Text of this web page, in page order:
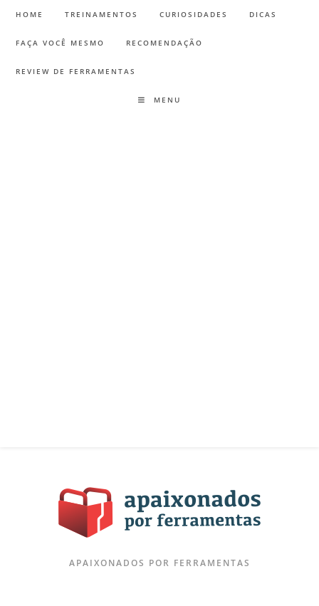
HOME TREINAMENTOS CURIOSIDADES DICAS
FAÇA VOCÊ MESMO RECOMENDAÇÃO
REVIEW DE FERRAMENTAS
MENU
APAIXONADOS POR FERRAMENTAS